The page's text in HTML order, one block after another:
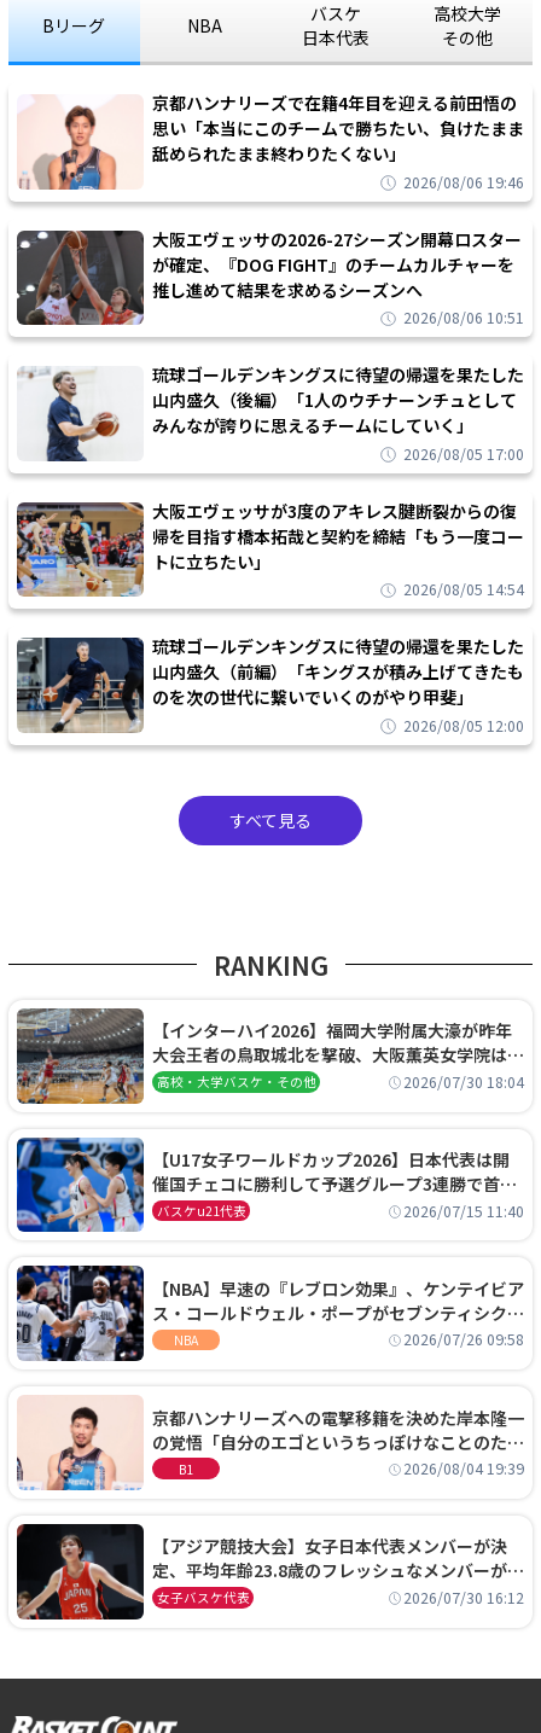
Bリーグ NBA
バスケ
日本代表
高校大学
その他
京都ハンナリーズで在籍4年目を迎える前田悟の
思い「本当にこのチームで勝ちたい、負けたまま
舐められたまま終わりたくない」
2026/08/06 19:46
大阪エヴェッサの2026-27シーズン開幕ロスター
が確定、『DOG FIGHT』のチームカルチャーを
推し進めて結果を求めるシーズンへ
2026/08/06 10:51
琉球ゴールデンキングスに待望の帰還を果たした
山内盛久（後編）「1人のウチナーンチュとして
みんなが誇りに思えるチームにしていく」
2026/08/05 17:00
大阪エヴェッサが3度のアキレス腱断裂からの復
帰を目指す橋本拓哉と契約を締結「もう一度コー
トに立ちたい」
2026/08/05 14:54
琉球ゴールデンキングスに待望の帰還を果たした
山内盛久（前編）「キングスが積み上げてきたも
のを次の世代に繋いでいくのがやり甲斐」
2026/08/05 12:00
すべて見る
RANKING
【インターハイ2026】福岡大学附属大濠が昨年
大会王者の鳥取城北を撃破、大阪薫英女学院は岐
阜女子に完勝、大会3日目試合結果
高校・大学バスケ・その他 2026/07/30 18:04
【U17女子ワールドカップ2026】日本代表は開
催国チェコに勝利して予選グループ3連勝で首位
通過！準々決勝の相手はエジプトに決定
バスケu21代表 2026/07/15 11:40
【NBA】早速の『レブロン効果』、ケンテイビア
ス・コールドウェル・ポープがセブンティシクサ
ーズに1年契約で加入
NBA 2026/07/26 09:58
京都ハンナリーズへの電撃移籍を決めた岸本隆一
の覚悟「自分のエゴというちっぽけなことのため
に、京都に来たわけではない」
B1 2026/08/04 19:39
【アジア競技大会】女子日本代表メンバーが決
定、平均年齢23.8歳のフレッシュなメンバーが日
本開催の大舞台で頂点を狙う
女子バスケ代表 2026/07/30 16:12